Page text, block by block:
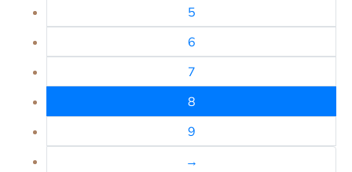
5
6
7
8
9
→